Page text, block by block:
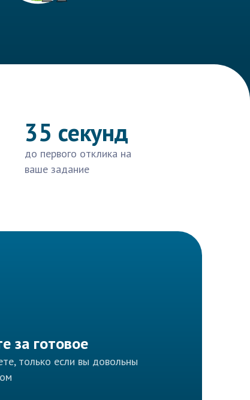
35 секунд
до первого отклика на
ваше задание
за готовое
только если вы довольны